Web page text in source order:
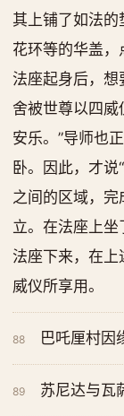
其上铺了如法
花环等的华盖，
法座起身后，
舍被世尊以四威
安乐。”导师也
卧。因此，才
之间的区域，
立。在法座上
法座下来，在
威仪所享用。
88 巴吒厘村因
89 苏尼达与瓦